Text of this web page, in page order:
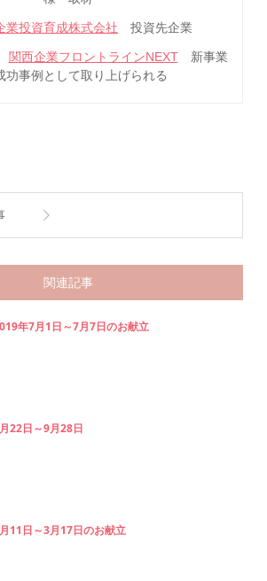
業投資育成株式会社 投資先企業
関西企業フロントラインNEXT新事業
功事例として取り上げられる
関連記事
年7月1日～7月7日のお献立
22日～9月28日
11日～3月17日のお献立